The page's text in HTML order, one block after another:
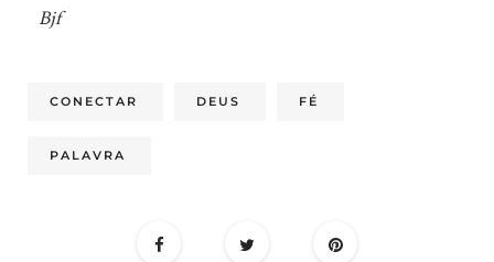
Bjf
CONECTAR DEUS FÉ
PALAVRA